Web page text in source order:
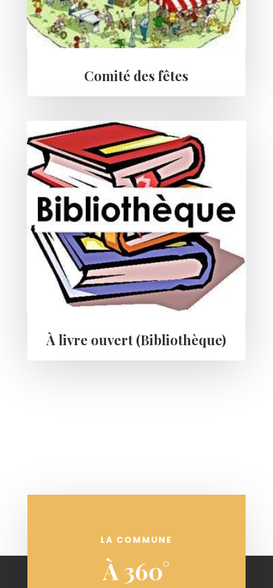
Comité des fêtes
À livre ouvert (Bibliothèque)
LA COMMUNE
À 360°